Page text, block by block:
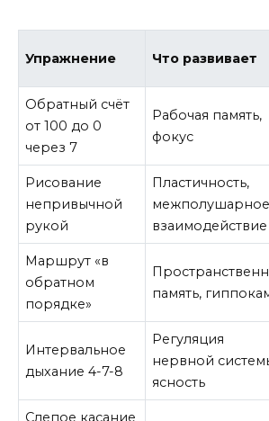
Упражнение Что развивает
Обратный счёт
от 100 до 0
через 7
Рабочая память,
фокус
Рисование
непривычной
рукой
Пластичность,
межполушарное
взаимодействие
Маршрут «в
обратном
порядке»
память,
Интервальное
дыхание 4-7-8
Регуляция
нервной
ясность
Слепое касание